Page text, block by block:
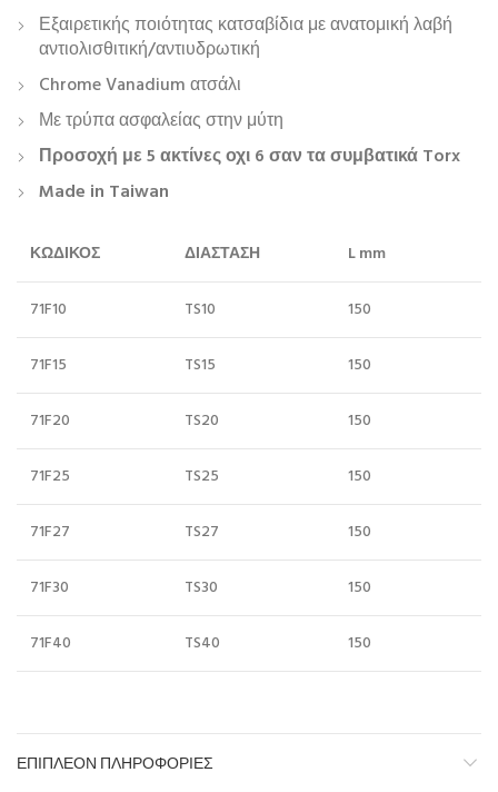
Εξαιρετικής ποιότητας κατσαβίδια με ανατομική λαβή
αντιολισθιτική/αντιυδρωτική
Chrome Vanadium ατσάλι
Με τρύπα ασφαλείας στην μύτη
Προσοχή με 5 ακτίνες οχι 6 σαν τα συμβατικά Torx
Made in Taiwan
ΚΩΔΙΚΟΣ ΔΙΑΣΤΑΣΗ L mm
71F10 TS10 150
71F15 TS15 150
71F20 TS20 150
71F25 TS25 150
71F27 TS27 150
71F30 TS30 150
71F40 TS40 150
ΕΠΙΠΛΈΟΝ ΠΛΗΡΟΦΟΡΊΕΣ